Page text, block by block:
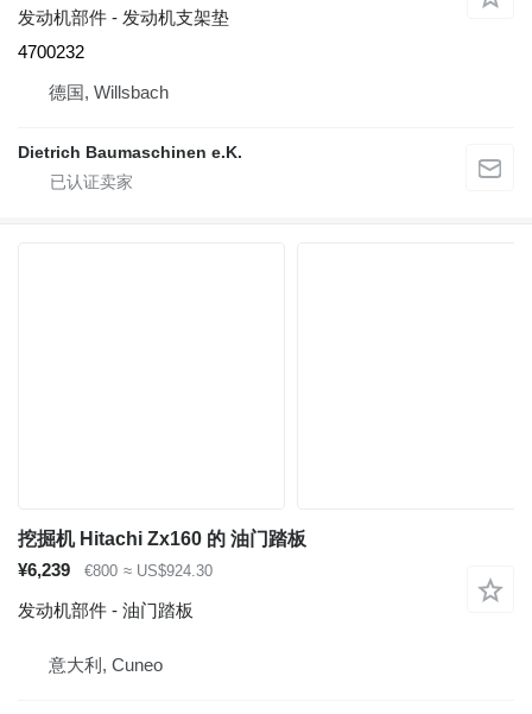
发动机部件 - 发动机支架垫
4700232
德国, Willsbach
Dietrich Baumaschinen e.K.
挖掘机 Hitachi Zx160 的 油门踏板
¥6,239
€800 ≈ US$924.30
发动机部件 - 油门踏板
意大利, Cuneo